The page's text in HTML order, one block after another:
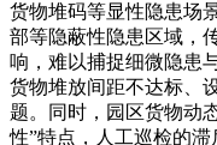
货物堆码等显性隐患场
部等隐蔽性隐患区域，
响，难以捕捉细微隐患
货物堆放间距不达标、
题。同时，园区货物动
性”特点，人工巡检的